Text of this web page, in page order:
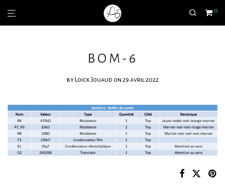
0
BOM-6
by Loick Jouaud on 29 avril 2022